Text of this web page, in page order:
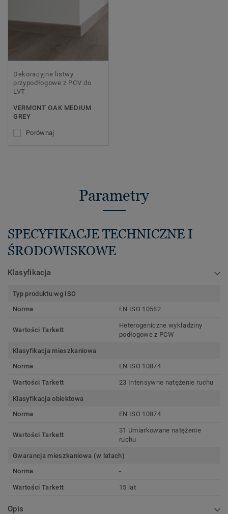
Dekoracyjne listwy
przypodłogowe z PCV do
LVT
VERMONT OAK MEDIUM
GREY
Porównaj
Parametry
SPECYFIKACJE TECHNICZNE I
ŚRODOWISKOWE
Klasyfikacja
Typ produktu wg ISO
Norma
EN ISO 10582
Wartości Tarkett
Heterogeniczne wykładziny
podłogowe z PCW
Klasyfikacja mieszkaniowa
Norma
EN ISO 10874
Wartości Tarkett 23 Intensywne natężenie ruchu
Klasyfikacja obiektowa
Norma
EN ISO 10874
Wartości Tarkett
31 Umiarkowane natężenie
ruchu
Gwarancja mieszkaniowa (w latach)
Norma
-
Wartości Tarkett 15 lat
Opis